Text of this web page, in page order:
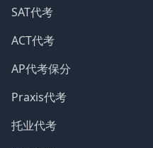
SAT代考
ACT代考
AP代考保分
Praxis代考
托业代考